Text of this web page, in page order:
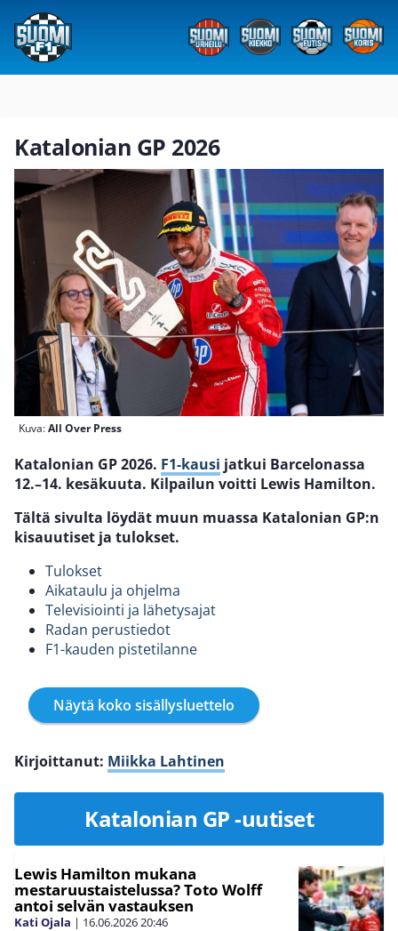
Katalonian GP 2026
Kuva:All Over Press
Katalonian GP 2026. F1-kausi jatkui Barcelonassa
12.–14. kesäkuuta. Kilpailun voitti Lewis Hamilton.
Tältä sivulta löydät muun muassa Katalonian GP:n
kisauutiset ja tulokset.
Tulokset
Aikataulu ja ohjelma
Televisiointi ja lähetysajat
Radan perustiedot
F1-kauden pistetilanne
Näytä koko sisällysluettelo
Kirjoittanut: Miikka Lahtinen
Katalonian GP -uutiset
Lewis Hamilton mukana
mestaruustaistelussa? Toto Wolff
antoi selvän vastauksen
Kati Ojala | 16.06.202620:46